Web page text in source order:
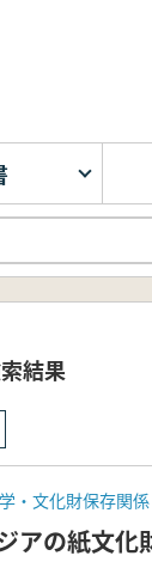
結果
・文化財保存関係
アの紙文化